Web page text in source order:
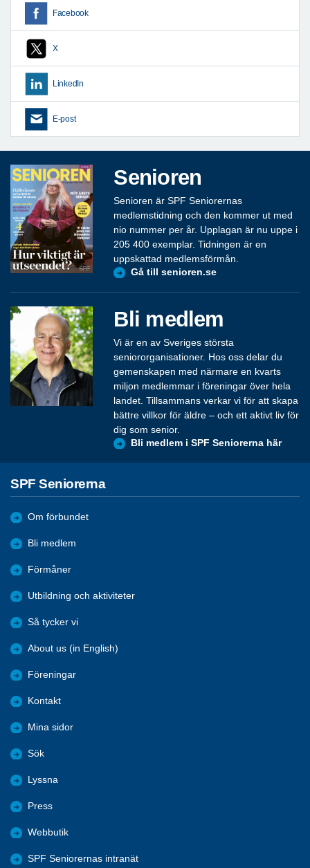
Facebook
X
LinkedIn
E-post
Senioren
Senioren är SPF Seniorernas
medlemstidning och den kommer ut med
nio nummer per år. Upplagan är nu uppe i
205 400 exemplar. Tidningen är en
uppskattad medlemsförmån.
Gå till senioren.se
Bli medlem
Vi är en av Sveriges största
seniororganisationer. Hos oss delar du
gemenskapen med närmare en kvarts
miljon medlemmar i föreningar över hela
landet. Tillsammans verkar vi för att skapa
bättre villkor för äldre – och ett aktivt liv för
dig som senior.
Bli medlem i SPF Seniorerna här
SPF Seniorerna
Om förbundet
Bli medlem
Förmåner
Utbildning och aktiviteter
Så tycker vi
About us (in English)
Föreningar
Kontakt
Mina sidor
Sök
Lyssna
Press
Webbutik
SPF Seniorernas intranät